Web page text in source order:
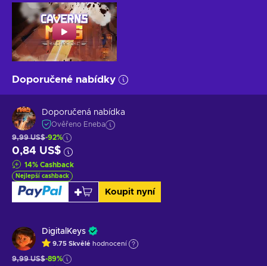
Doporučené nabídky
Doporučená nabídka
Ověřeno Eneba
9,99 US$-92%
0,84 US$
14% Cashback
Nejlepší cashback
Koupit nyní
DigitalKeys
9.75 Skvělé hodnocení
9,99 US$-89%